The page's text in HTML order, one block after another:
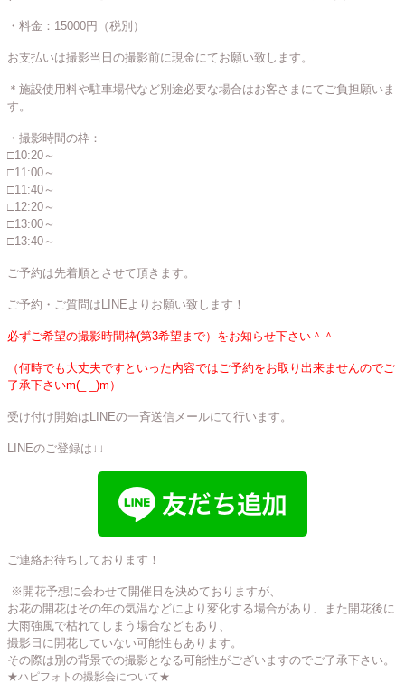
・料金：15000円（税別）
お支払いは撮影当日の撮影前に現金にてお願い致します。
＊施設使用料や駐車場代など別途必要な場合はお客さまにてご負担願いま
す。
・撮影時間の枠：
□10:20～
□11:00～
□11:40～
□12:20～
□13:00～
□13:40～
ご予約は先着順とさせて頂きます。
ご予約・ご質問はLINEよりお願い致します！
必ずご希望の撮影時間枠(第3希望まで）をお知らせ下さい＾＾
（何時でも大丈夫ですといった内容ではご予約をお取り出来ませんのでご
了承下さいm(_ _)m）
受け付け開始はLINEの一斉送信メールにて行います。
LINEのご登録は↓↓
ご連絡お待ちしております！
※開花予想に会わせて開催日を決めておりますが、
お花の開花はその年の気温などにより変化する場合があり、また開花後に
大雨強風で枯れてしまう場合などもあり、
撮影日に開花していない可能性もあります。
その際は別の背景での撮影となる可能性がございますのでご了承下さい。
★ハピフォトの撮影会について★